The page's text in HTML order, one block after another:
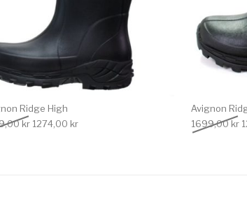
kr.
Ridge High
kr Det ursprungliga priset var: 1699,00 kr.
1274,00 krDet nuvarande priset är: 1274,00 kr.
Avignon
1699,00kr